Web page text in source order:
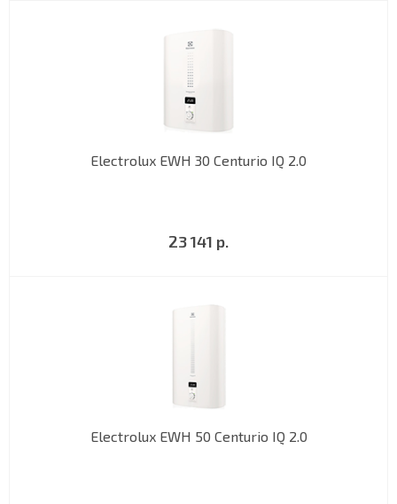
Electrolux EWH 30 Centurio IQ 2.0
23 141 р.
Electrolux EWH 50 Centurio IQ 2.0